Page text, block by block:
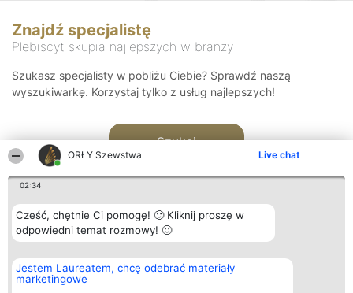
ORŁY Szewstwa Live chat
02:34
Cześć, chętnie Ci pomogę! 🙂 Kliknij proszę w
odpowiedni temat rozmowy! 🙂
Jestem Laureatem, chcę odebrać materiały
marketingowe
Znajdź specjalistę
Plebiscyt skupia najlepszych w branży
Szukasz specjalisty w pobliżu Ciebie? Sprawdź naszą
wyszukiwarkę. Korzystaj tylko z usług najlepszych!
Szukaj
Organizator plebiscytu
Bright Side Solutions sp. z o.
o. sp. k.
Plebiscyt
Laureaci
Kontakt
Kontakt